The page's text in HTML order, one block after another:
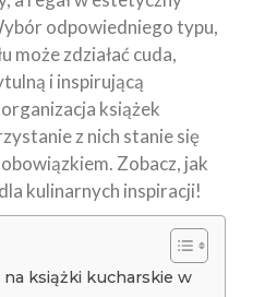
odpowiedniego typu,
może zdziałać cuda,
i inspirującą
książek
z nich stanie się
Zobacz, jak
kulinarnych inspiracji!
na książki kucharskie w